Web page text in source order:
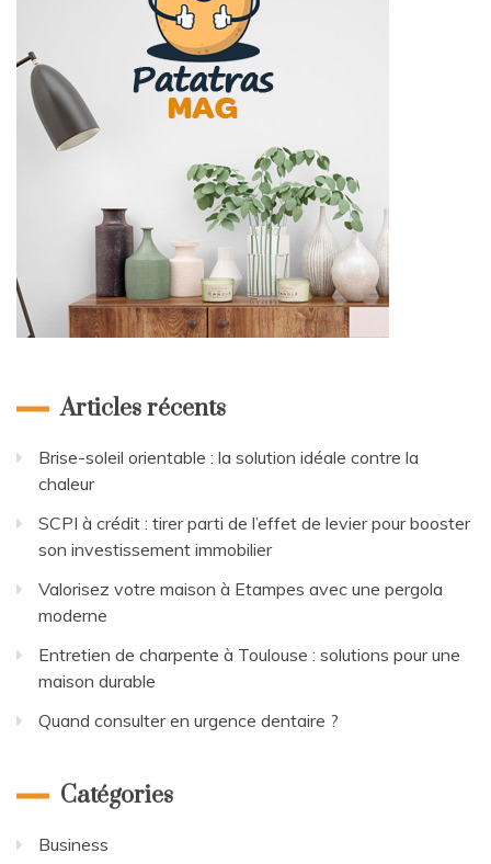
Articles récents
Brise-soleil orientable : la solution idéale contre la
chaleur
SCPI à crédit : tirer parti de l’effet de levier pour booster
son investissement immobilier
Valorisez votre maison à Etampes avec une pergola
moderne
Entretien de charpente à Toulouse : solutions pour une
maison durable
Quand consulter en urgence dentaire ?
Catégories
Business